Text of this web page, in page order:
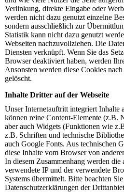
Verlinkung, direkte Eingabe oder
werden nicht dazu genutzt einzelne
sondern ausschließlich zur
Statistik kann nicht dazu genutzt
Webseiten nachzuvollziehen. Die
Diensten verknüpft. Wenn Sie das
Browser deaktiviert haben, werden
Ansonsten werden diese Cookies
gelöscht.
Inhalte Dritter auf der Webseite
Unser Internetauftritt integriert Inhalte
können reine Content-Elemente (z.B.
aber auch Widgets (Funktionen wie
z.B. Schriften und technische
auch Google Fonts. Aus technischen
diese Inhalte vom Browser von
In diesem Zusammenhang werden
verwendete IP und der verwendete
Systems übermittelt. Bitte beachten
Datenschutzerklärungen der